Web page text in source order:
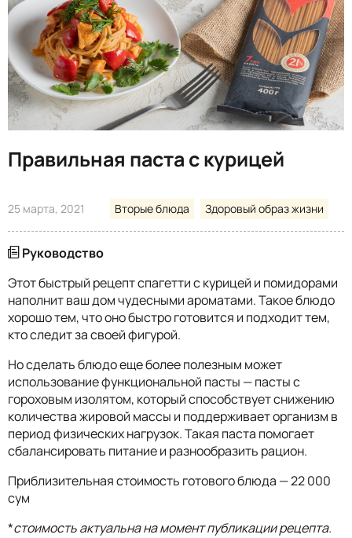
Правильная паста с курицей
25 марта, 2021 Вторые блюда Здоровый образ жизни
Руководство
Этот быстрый рецепт спагетти с курицей и помидорами
наполнит ваш дом чудесными ароматами. Такое блюдо
хорошо тем, что оно быстро готовится и подходит тем,
кто следит за своей фигурой.
Но сделать блюдо еще более полезным может
использование функциональной пасты — пасты с
гороховым изолятом, который способствует снижению
количества жировой массы и поддерживает организм в
период физических нагрузок. Такая паста помогает
сбалансировать питание и разнообразить рацион.
Приблизительная стоимость готового блюда — 22 000
сум
*стоимость актуальна на момент публикации рецепта.